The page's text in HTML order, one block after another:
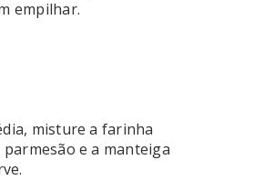
misture a farinha
e a manteiga